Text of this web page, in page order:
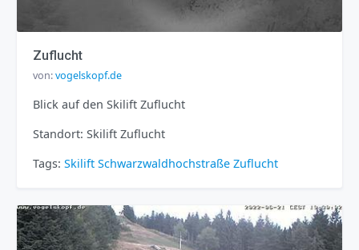
Zuflucht
von:vogelskopf.de
Blick auf den Skilift Zuflucht
Standort: Skilift Zuflucht
Tags: Skilift Schwarzwaldhochstraße Zuflucht